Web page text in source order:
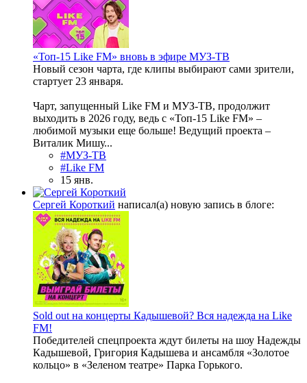
«Топ-15 Like FM» вновь в эфире МУЗ-ТВ
Новый сезон чарта, где клипы выбирают сами зрители,
стартует 23 января.
Чарт, запущенный Like FM и МУЗ-ТВ, продолжит
выходить в 2026 году, ведь с «Топ-15 Like FM» –
любимой музыки еще больше! Ведущий проекта –
Виталик Мишу...
#МУЗ-ТВ
#Like FM
15 янв.
Сергей Короткий написал(а) новую запись в блоге:
Sold out на концерты Кадышевой? Вся надежда на Like
FM!
Победителей спецпроекта ждут билеты на шоу Надежды
Кадышевой, Григория Кадышева и ансамбля «Золотое
кольцо» в «Зеленом театре» Парка Горького.